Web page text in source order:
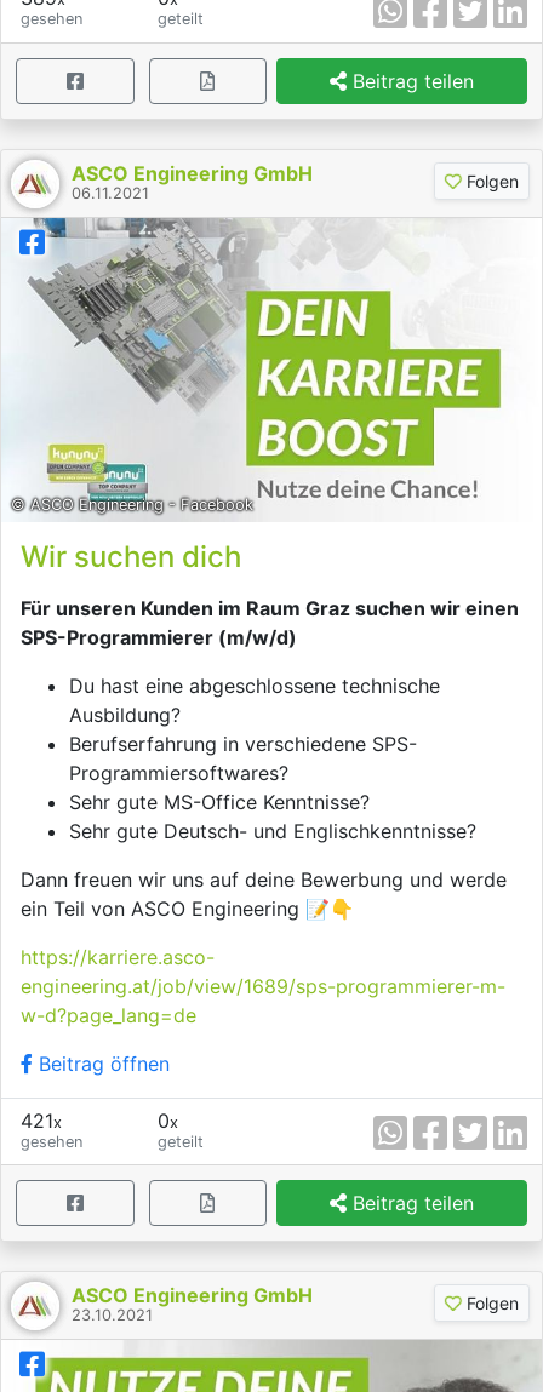
gesehen
geteilt
Beitrag teilen
ASCO Engineering GmbH
06.11.2021
Folgen
© ASCO Engineering - Facebook
Wir suchen dich
Für unseren Kunden im Raum Graz suchen wir einen
SPS-Programmierer (m/w/d)
Du hast eine abgeschlossene technische
Ausbildung?
Berufserfahrung in verschiedene SPS-
Programmiersoftwares?
Sehr gute MS-Office Kenntnisse?
Sehr gute Deutsch- und Englischkenntnisse?
Dann freuen wir uns auf deine Bewerbung und werde
ein Teil von ASCO Engineering 📝👇
https://karriere.asco-
engineering.at/job/view/1689/sps-programmierer-m-
w-d?page_lang=de
Beitrag öffnen
421x
gesehen
0x
geteilt
Beitrag teilen
ASCO Engineering GmbH
23.10.2021
Folgen